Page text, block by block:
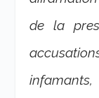
de la